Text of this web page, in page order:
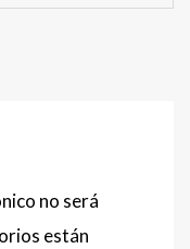
no será
están